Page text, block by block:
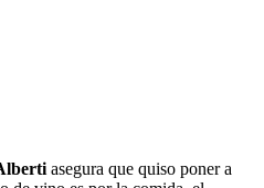
asegura que quiso poner a